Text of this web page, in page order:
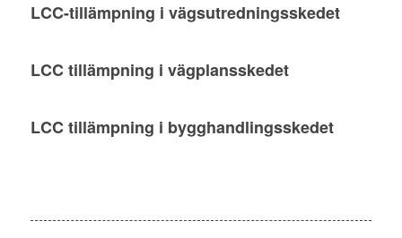
LCC-tillämpning i vägsutredningsskedet
LCC tillämpning i vägplansskedet
LCC tillämpning i bygghandlingsskedet